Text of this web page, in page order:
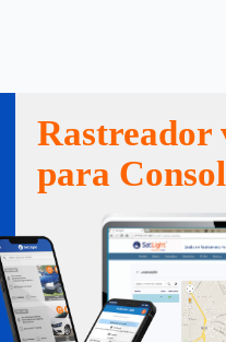
Rastreador
para